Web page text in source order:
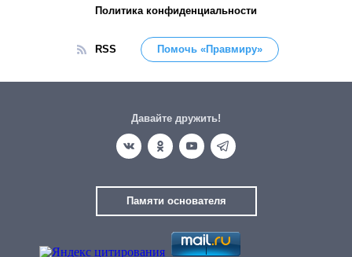
Политика конфиденциальности
RSS Помочь «Правмиру»
Давайте дружить!
Памяти основателя